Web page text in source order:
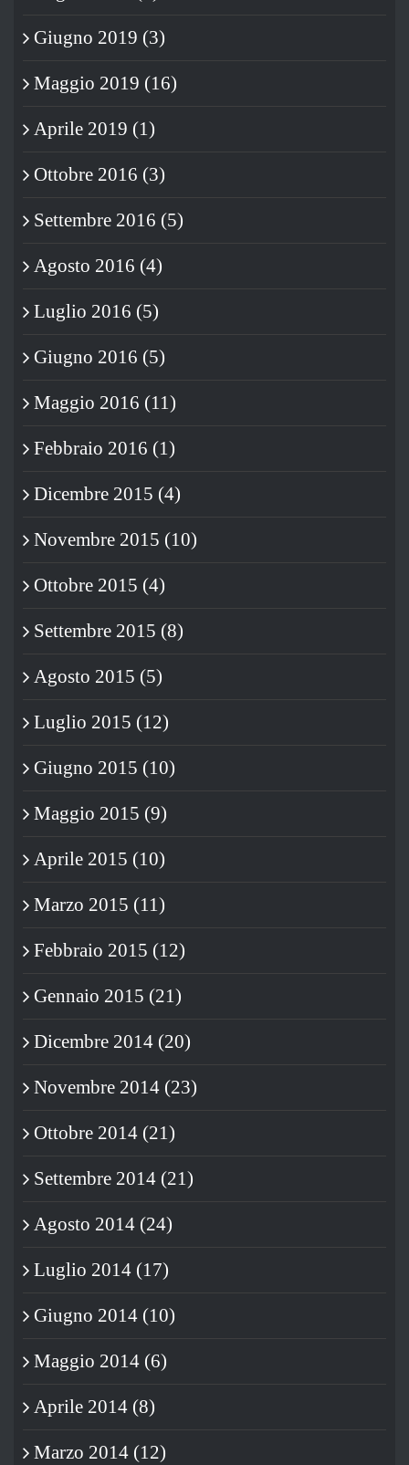
Giugno 2019 (3)
Maggio 2019 (16)
Aprile 2019 (1)
Ottobre 2016 (3)
Settembre 2016 (5)
Agosto 2016 (4)
Luglio 2016 (5)
Giugno 2016 (5)
Maggio 2016 (11)
Febbraio 2016 (1)
Dicembre 2015 (4)
Novembre 2015 (10)
Ottobre 2015 (4)
Settembre 2015 (8)
Agosto 2015 (5)
Luglio 2015 (12)
Giugno 2015 (10)
Maggio 2015 (9)
Aprile 2015 (10)
Marzo 2015 (11)
Febbraio 2015 (12)
Gennaio 2015 (21)
Dicembre 2014 (20)
Novembre 2014 (23)
Ottobre 2014 (21)
Settembre 2014 (21)
Agosto 2014 (24)
Luglio 2014 (17)
Giugno 2014 (10)
Maggio 2014 (6)
Aprile 2014 (8)
Marzo 2014 (12)